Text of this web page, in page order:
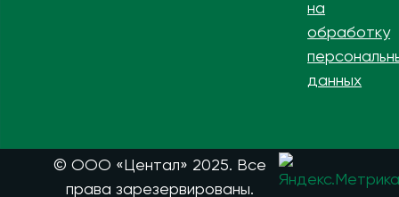
на
обработку
данных
© ООО «Центал» 2025. Все
права зарезервированы.